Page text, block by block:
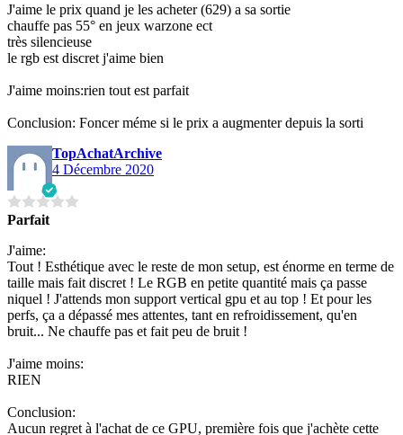
J'aime le prix quand je les acheter (629) a sa sortie
chauffe pas 55° en jeux warzone ect
très silencieuse
le rgb est discret j'aime bien
J'aime moins:rien tout est parfait
Conclusion: Foncer méme si le prix a augmenter depuis la sorti
TopAchatArchive
4 Décembre 2020
Parfait
J'aime:
Tout ! Esthétique avec le reste de mon setup, est énorme en terme de
taille mais fait discret ! Le RGB en petite quantité mais ça passe
niquel ! J'attends mon support vertical gpu et au top ! Et pour les
perfs, ça a dépassé mes attentes, tant en refroidissement, qu'en
bruit... Ne chauffe pas et fait peu de bruit !
J'aime moins:
RIEN
Conclusion:
Aucun regret à l'achat de ce GPU, première fois que j'achète cette